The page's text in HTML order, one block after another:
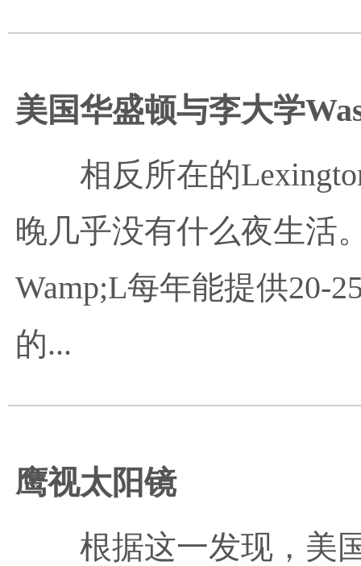
美国华盛顿与李大学
相反所在的
晚几乎没有什么夜生活
Wamp;L每年能提供20-
的...
鹰视太阳镜
根据这一发现，美